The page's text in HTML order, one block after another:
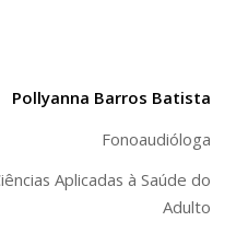
Pollyanna Barros Batista
Fonoaudióloga
Aplicadas à Saúde do
Adulto